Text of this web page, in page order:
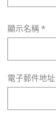
顯示名稱*
電子郵件地址